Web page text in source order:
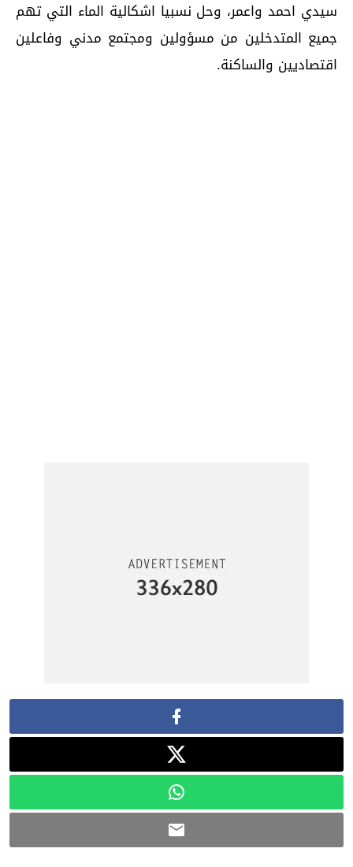
سيدي احمد واعمر، وحل نسبيا اشكالية الماء التي تهم
جميع المتدخلين من مسؤولين ومجتمع مدني وفاعلين
اقتصاديين والساكنة.